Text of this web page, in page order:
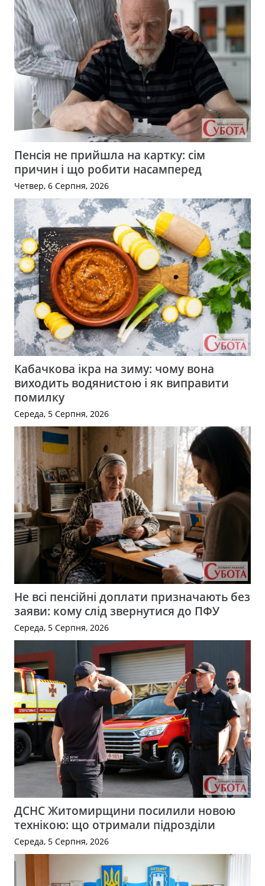
Пенсія не прийшла на картку: сім
причин і що робити насамперед
Четвер, 6 Серпня, 2026
Кабачкова ікра на зиму: чому вона
виходить водянистою і як виправити
помилку
Середа, 5 Серпня, 2026
Не всі пенсійні доплати призначають без
заяви: кому слід звернутися до ПФУ
Середа, 5 Серпня, 2026
ДСНС Житомирщини посилили новою
технікою: що отримали підрозділи
Середа, 5 Серпня, 2026